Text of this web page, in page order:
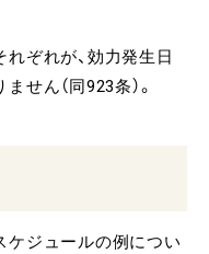
ぞれが、効力発生日
せん（同923条）。
ケジュールの例につい